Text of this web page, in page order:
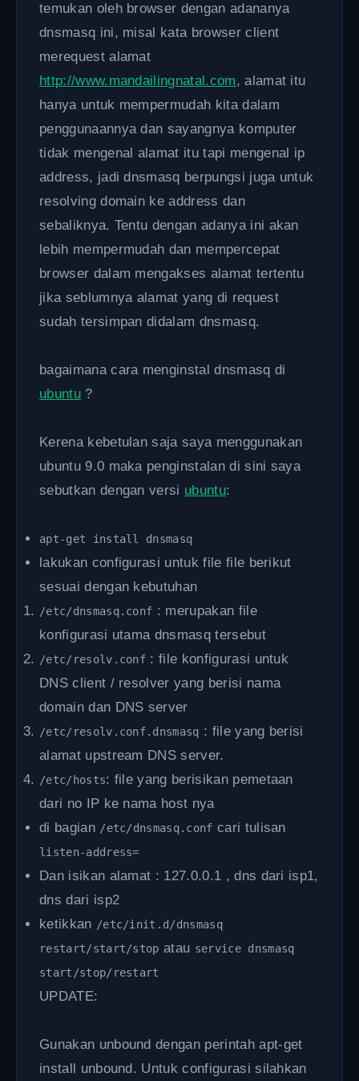
temukan oleh browser dengan adananya
dnsmasq ini, misal kata browser client
merequest alamat
http://www.mandailingnatal.com, alamat itu
hanya untuk mempermudah kita dalam
penggunaannya dan sayangnya komputer
tidak mengenal alamat itu tapi mengenal ip
address, jadi dnsmasq berpungsi juga untuk
resolving domain ke address dan
sebaliknya. Tentu dengan adanya ini akan
lebih mempermudah dan mempercepat
browser dalam mengakses alamat tertentu
jika seblumnya alamat yang di request
sudah tersimpan didalam dnsmasq.
bagaimana cara menginstal dnsmasq di
ubuntu?
Kerena kebetulan saja saya menggunakan
ubuntu 9.0 maka penginstalan di sini saya
sebutkan dengan versi ubuntu:
apt-get install dnsmasq
lakukan configurasi untuk file file berikut
sesuai dengan kebutuhan
/etc/dnsmasq.conf : merupakan file
konfigurasi utama dnsmasq tersebut
/etc/resolv.conf : file konfigurasi untuk
DNS client / resolver yang berisi nama
domain dan DNS server
/etc/resolv.conf.dnsmasq : file yang berisi
alamat upstream DNS server.
/etc/hosts: file yang berisikan pemetaan
dari no IP ke nama host nya
di bagian /etc/dnsmasq.conf cari tulisan
listen-address=
Dan isikan alamat : 127.0.0.1 , dns dari isp1,
dns dari isp2
ketikkan /etc/init.d/dnsmasq
restart/start/stop atau service dnsmasq
start/stop/restart
UPDATE:
Gunakan unbound dengan perintah apt-get
install unbound. Untuk configurasi silahkan